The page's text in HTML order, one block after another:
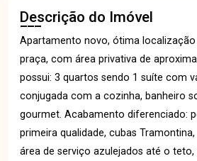
Descrição do Imóvel
Apartamento novo, ótima
praça, com área privativa de
possui: 3 quartos sendo 1 suíte com
conjugada com a cozinha, banheiro
gourmet. Acabamento diferenciado:
primeira qualidade, cubas
área de serviço azulejados até o